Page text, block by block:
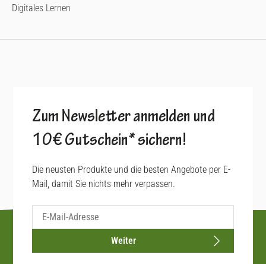
Digitales Lernen
Zum Newsletter anmelden und
10€ Gutschein* sichern!
Die neusten Produkte und die besten Angebote per E-
Mail, damit Sie nichts mehr verpassen.
Weiter